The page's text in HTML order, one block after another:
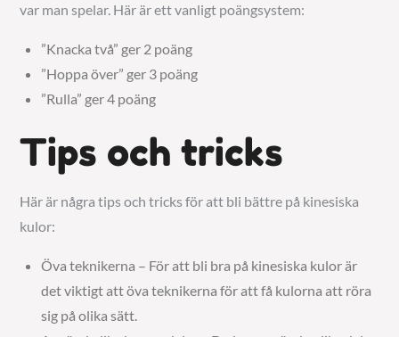
var man spelar. Här är ett vanligt poängsystem:
”Knacka två” ger 2 poäng
”Hoppa över” ger 3 poäng
”Rulla” ger 4 poäng
Tips och tricks
Här är några tips och tricks för att bli bättre på kinesiska
kulor:
Öva teknikerna – För att bli bra på kinesiska kulor är
det viktigt att öva teknikerna för att få kulorna att röra
sig på olika sätt.